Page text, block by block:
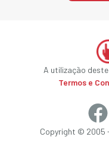
A utilização
Termos e
Copyright © 2005